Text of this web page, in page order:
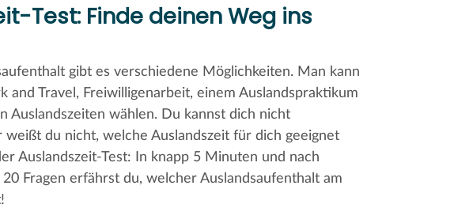
Test: Finde deinen Weg ins
gibt es verschiedene Möglichkeiten. Man kann
and Travel, Freiwilligenarbeit, einem Auslandspraktikum
Auslandszeiten wählen. Du kannst dich nicht
weißt du nicht, welche Auslandszeit für dich geeignet
Auslandszeit-Test: In knapp 5 Minuten und nach
Fragen erfährst du, welcher Auslandsaufenthalt am